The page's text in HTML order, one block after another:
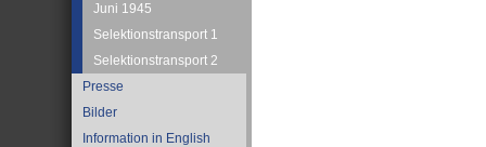
Juni 1945
Selektionstransport 1
Selektionstransport 2
Presse
Bilder
Information in English